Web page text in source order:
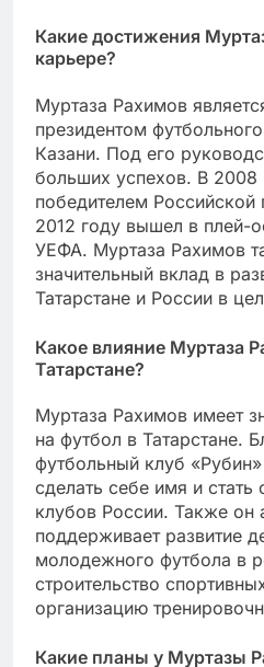
Какие достижения
карьере?
Муртаза Рахимов
президентом
Казани. Под его
больших успехов. В 2008
победителем Российской
2012 году вышел в плей-
УЕФА. Муртаза Рахимов
значительный вклад в
Татарстане и России в
Какое влияние Муртаза
Татарстане?
Муртаза Рахимов имеет
на футбол в Татарстане.
футбольный клуб
сделать себе имя и
клубов России. Также он
поддерживает развитие
молодежного футбола в
строительство
организацию
Какие планы у Муртазы